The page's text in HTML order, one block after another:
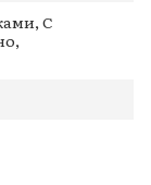
С